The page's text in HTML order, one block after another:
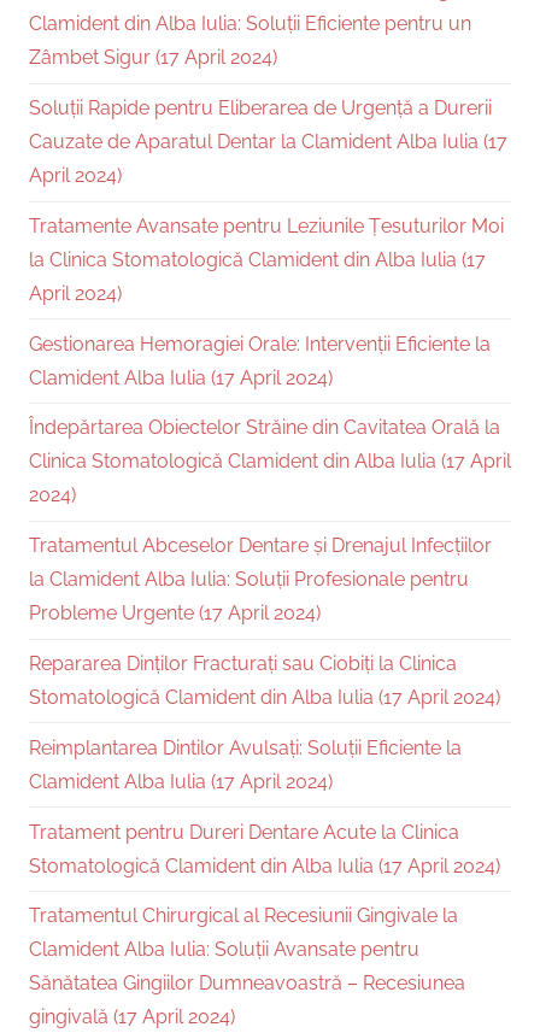
Clamident din Alba Iulia: Soluții Eficiente pentru un
Zâmbet Sigur (17 April 2024)
Soluții Rapide pentru Eliberarea de Urgență a Durerii
Cauzate de Aparatul Dentar la Clamident Alba Iulia (17
April 2024)
Tratamente Avansate pentru Leziunile Țesuturilor Moi
la Clinica Stomatologică Clamident din Alba Iulia (17
April 2024)
Gestionarea Hemoragiei Orale: Intervenții Eficiente la
Clamident Alba Iulia (17 April 2024)
Îndepărtarea Obiectelor Străine din Cavitatea Orală la
Clinica Stomatologică Clamident din Alba Iulia (17 April
2024)
Tratamentul Abceselor Dentare și Drenajul Infecțiilor
la Clamident Alba Iulia: Soluții Profesionale pentru
Probleme Urgente (17 April 2024)
Repararea Dinților Fracturați sau Ciobiți la Clinica
Stomatologică Clamident din Alba Iulia (17 April 2024)
Reimplantarea Dintilor Avulsați: Soluții Eficiente la
Clamident Alba Iulia (17 April 2024)
Tratament pentru Dureri Dentare Acute la Clinica
Stomatologică Clamident din Alba Iulia (17 April 2024)
Tratamentul Chirurgical al Recesiunii Gingivale la
Clamident Alba Iulia: Soluții Avansate pentru
Sănătatea Gingiilor Dumneavoastră – Recesiunea
gingivală (17 April 2024)